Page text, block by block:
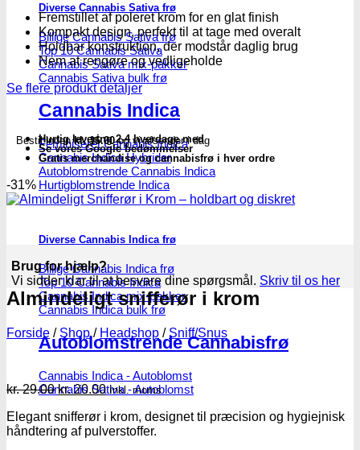
Diverse Cannabis Sativa frø
Billige Cannabis Sativa frø
Top 10 Cannabis Sativa
Cannabis Sativa mix-pakker
Cannabis Sativa bulk frø
Cannabis Indica
Feminiseret Cannabis Indica
Cannabis Indica Hybrider
Autoblomstrende Cannabis Indica
Hurtigblomstrende Indica
Diverse Cannabis Indica frø
Billige Cannabis Indica frø
Top 10 Cannabis Indica
Cannabis Indica mix-pakker
Cannabis Indica bulk frø
Autoblomstrende Cannabisfrø
Cannabis Indica - Autoblomst
Cannabis Sativa - Autoblomst
Fremstillet af poleret krom for en glat finish
Kompakt design, perfekt til at tage med overalt
Holdbar konstruktion, der modstår daglig brug
Nem at rengøre og vedligeholde
Se flere produkt detaljer
Bestil indenkl. 16.00og vi afsender i dag
Hurtig levering 2-4 hverdage med
Se vores Google bedømmelser
Gratis merchandise og cannabisfrø i hver ordre
-31%
Brug for hjælp?
Vi sidder klar til at besvare dine spørgsmål. Skriv til os her
Almindeligt snifferør i krom
Forside / Shop / Headshop / Sniff/Snus
kr.29.00Den
pris
var:
kr.20.00Den
pris
er:
Inkl. moms
Elegant snifferør i krom, designet til præcision og hygiejnisk
håndtering af pulverstoffer.